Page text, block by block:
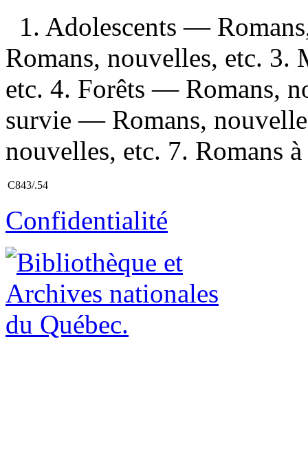
1. Adolescents —
Romans, nouvelles, etc. 3.
etc. 4. Forêts — Romans,
survie — Romans,
nouvelles, etc. 7. Romans
C843/.54
Confidentialité